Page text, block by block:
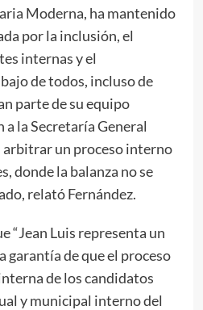
Moderna, ha mantenido
por la inclusión, el
internas y el
de todos, incluso de
parte de su equipo
la Secretaría General
arbitrar un proceso interno
donde la balanza no se
relató Fernández.
“Jean Luis representa un
garantía de que el proceso
de los candidatos
y municipal interno del